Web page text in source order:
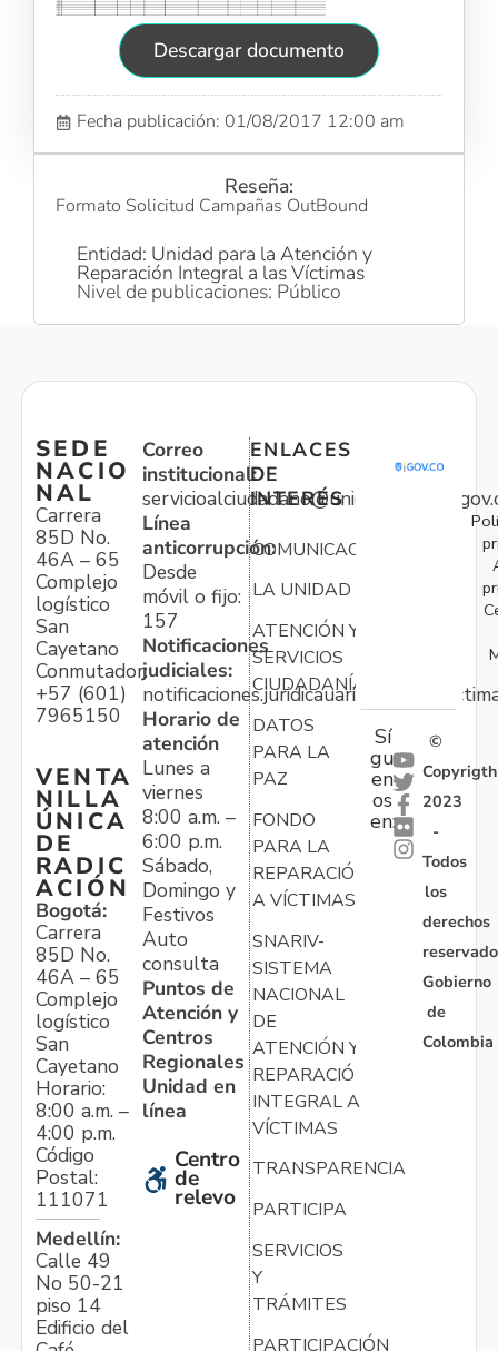
Descargar documento
Fecha publicación: 01/08/2017 12:00 am
Reseña:
Formato Solicitud Campañas OutBound
Entidad: Unidad para la Atención y
Reparación Integral a las Víctimas
Nivel de publicaciones: Público
SEDE
NACIO
NAL
Carrera
85D No.
46A – 65
Complejo
logístico
San
Cayetano
Conmutador:
+57 (601)
7965150
VENTA
NILLA
ÚNICA
DE
RADIC
ACIÓN
Bogotá:
Carrera
85D No.
46A – 65
Complejo
logístico
San
Cayetano
Horario:
8:00 a.m. –
4:00 p.m.
Código
Postal:
111071
Medellín:
Calle 49
No 50-21
piso 14
Edificio del
Correo
institucional:
Línea
anticorrupción:
Desde
móvil o fijo:
157
Notificaciones
judiciales:
Horario de
atención
Lunes a
viernes
8:00 a.m. –
6:00 p.m.
Sábado,
Domingo y
Festivos
Auto
consulta
Puntos de
Atención y
Centros
Regionales
Unidad en
línea
Centro
de
relevo
ENLACES
DE
INTERÉS
COMUNICACIONES
LA UNIDAD
ATENCIÓN Y
SERVICIOS
CIUDADANÍA
DATOS
PARA LA
PAZ
FONDO
PARA LA
REPARACIÓN
A VÍCTIMAS
SNARIV-
SISTEMA
NACIONAL
DE
ATENCIÓN Y
REPARACIÓN
INTEGRAL A
VÍCTIMAS
TRANSPARENCIA
PARTICIPA
SERVICIOS
Y
TRÁMITES
PARTICIPACIÓN
Sí
gu
en
os
en:
©
Copyrigth
2023
-
Todos
los
derechos
Gobierno
de
Colombia